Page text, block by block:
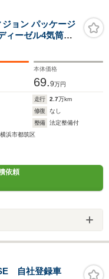
ョン パッケージ
ィーゼル4気筒
ルカンターラx
本体価格
69.9万円
走行 2.7万km
修復
なし
整備
法定整備付
浜市都筑区
依頼
自社登録車